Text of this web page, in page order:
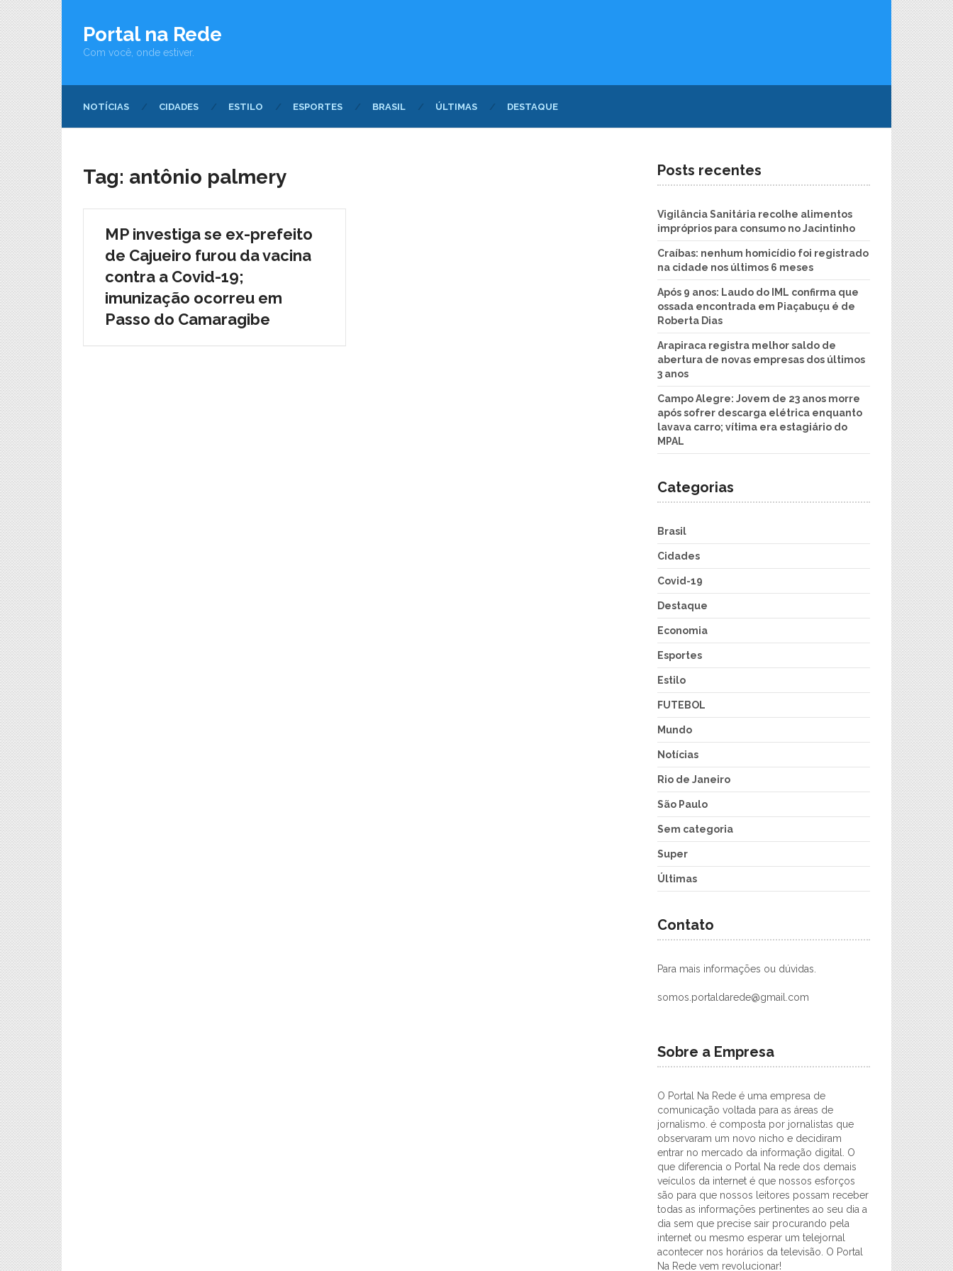
Portal na Rede
Com você, onde estiver.
NOTÍCIAS CIDADES ESTILO ESPORTES BRASIL ÚLTIMAS DESTAQUE
Tag: antônio palmery
MP investiga se ex-prefeito
de Cajueiro furou da vacina
contra a Covid-19;
imunização ocorreu em
Passo do Camaragibe
Posts recentes
Vigilância Sanitária recolhe alimentos
impróprios para consumo no Jacintinho
Craíbas: nenhum homicídio foi registrado
na cidade nos últimos 6 meses
Após 9 anos: Laudo do IML confirma que
ossada encontrada em Piaçabuçu é de
Roberta Dias
Arapiraca registra melhor saldo de
abertura de novas empresas dos últimos
3 anos
Campo Alegre: Jovem de 23 anos morre
após sofrer descarga elétrica enquanto
lavava carro; vítima era estagiário do
MPAL
Categorias
Brasil
Cidades
Covid-19
Destaque
Economia
Esportes
Estilo
FUTEBOL
Mundo
Notícias
Rio de Janeiro
São Paulo
Sem categoria
Super
Últimas
Contato
Para mais informações ou dúvidas.
somos.portaldarede@gmail.com
Sobre a Empresa
O Portal Na Rede é uma empresa de
comunicação voltada para as áreas de
jornalismo. é composta por jornalistas que
observaram um novo nicho e decidiram
entrar no mercado da informação digital. O
que diferencia o Portal Na rede dos demais
veículos da internet é que nossos esforços
são para que nossos leitores possam receber
todas as informações pertinentes ao seu dia a
dia sem que precise sair procurando pela
internet ou mesmo esperar um telejornal
acontecer nos horários da televisão. O Portal
Na Rede vem revolucionar!